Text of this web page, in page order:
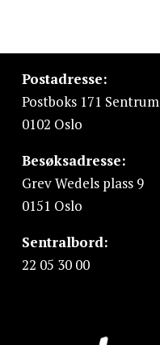
Postadresse:
Postboks 171 Sentrum
0102 Oslo
Besøksadresse:
Grev Wedels plass 9
0151 Oslo
Sentralbord:
22 05 30 00